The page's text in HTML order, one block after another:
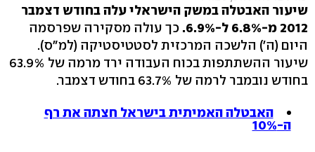
שיעור האבטלה במשק הישראלי עלה בחודש דצמבר
2012 מ-6.8% ל-6.9%.
כך עולה מסקירה שפרסמה
היום (ה') הלשכה המרכזית לסטטיסטיקה (למ"ס).
שיעור ההשתתפות בכוח העבודה ירד מרמה של 63.9%
בחודש נובמבר לרמה של 63.7% בחודש דצמבר.
האבטלה האמיתית בישראל חצתה את רף
ה-10%